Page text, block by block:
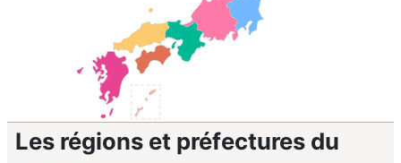
Les régions et préfectures du